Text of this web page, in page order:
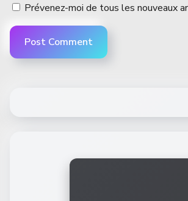
Prévenez-moi de tous les nouveaux